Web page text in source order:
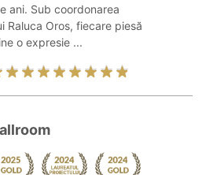
ani. Sub coordonarea
Raluca Oros, fiecare piesă
o expresie ...